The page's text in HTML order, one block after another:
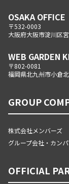
OSAKA OFFICE
〒532-0003
大阪府大阪市淀川区
WEB GARDEN
〒802-0081
福岡県北九州市小倉
GROUP
株式会社メンバーズ
グループ会社・カン
OFFICIAL